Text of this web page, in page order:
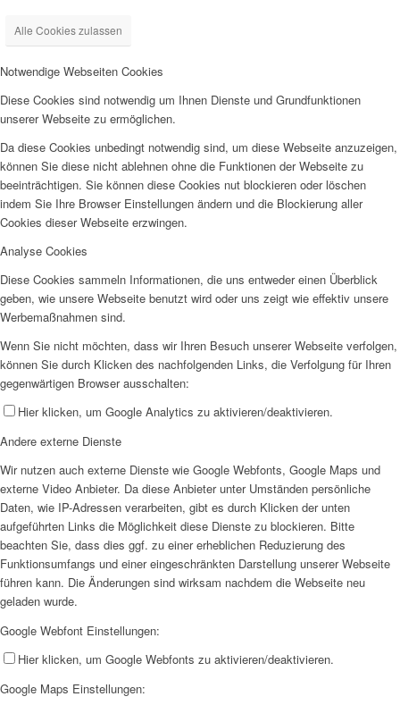
Alle Cookies zulassen
Notwendige Webseiten Cookies
Diese Cookies sind notwendig um Ihnen Dienste und Grundfunktionen
unserer Webseite zu ermöglichen.
Da diese Cookies unbedingt notwendig sind, um diese Webseite anzuzeigen,
können Sie diese nicht ablehnen ohne die Funktionen der Webseite zu
beeinträchtigen. Sie können diese Cookies nut blockieren oder löschen
indem Sie Ihre Browser Einstellungen ändern und die Blockierung aller
Cookies dieser Webseite erzwingen.
Analyse Cookies
Diese Cookies sammeln Informationen, die uns entweder einen Überblick
geben, wie unsere Webseite benutzt wird oder uns zeigt wie effektiv unsere
Werbemaßnahmen sind.
Wenn Sie nicht möchten, dass wir Ihren Besuch unserer Webseite verfolgen,
können Sie durch Klicken des nachfolgenden Links, die Verfolgung für Ihren
gegenwärtigen Browser ausschalten:
Hier klicken, um Google Analytics zu aktivieren/deaktivieren.
Andere externe Dienste
Wir nutzen auch externe Dienste wie Google Webfonts, Google Maps und
externe Video Anbieter. Da diese Anbieter unter Umständen persönliche
Daten, wie IP-Adressen verarbeiten, gibt es durch Klicken der unten
aufgeführten Links die Möglichkeit diese Dienste zu blockieren. Bitte
beachten Sie, dass dies ggf. zu einer erheblichen Reduzierung des
Funktionsumfangs und einer eingeschränkten Darstellung unserer Webseite
führen kann. Die Änderungen sind wirksam nachdem die Webseite neu
geladen wurde.
Google Webfont Einstellungen:
Hier klicken, um Google Webfonts zu aktivieren/deaktivieren.
Google Maps Einstellungen: